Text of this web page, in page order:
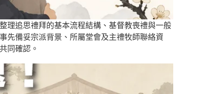
理追思禮拜的基本流程結構、基督教喪禮與一般
先備妥宗派背景、所屬堂會及主禮牧師聯絡資
同確認。